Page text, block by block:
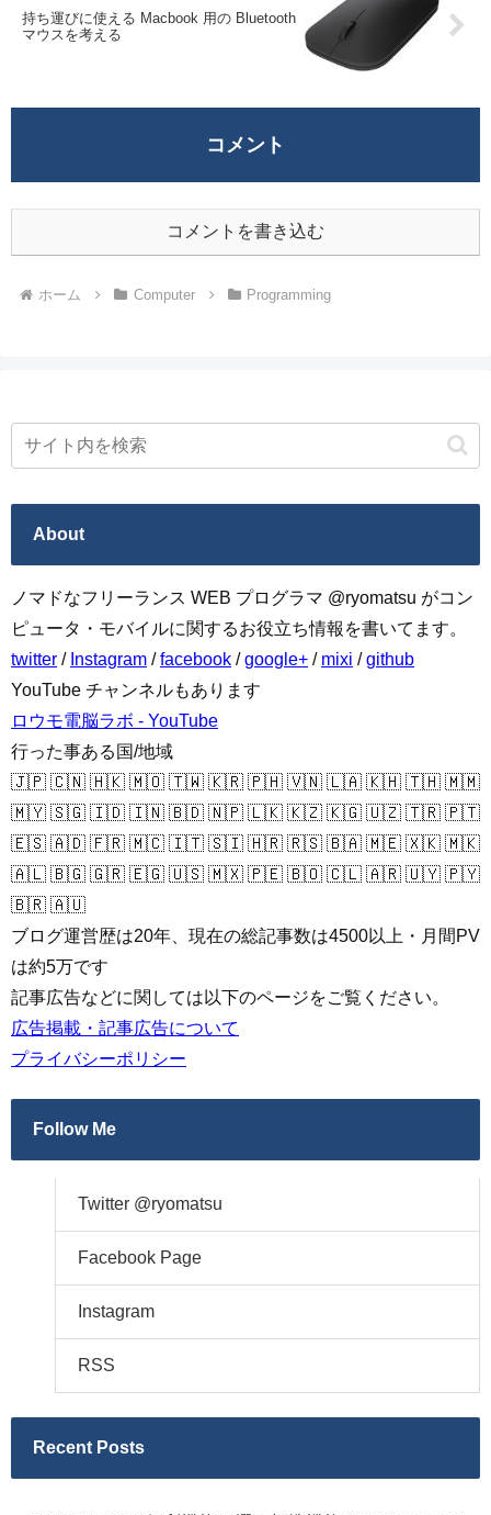
持ち運びに使える Macbook 用の Bluetooth
マウスを考える
コメント
コメントを書き込む
ホーム Computer Programming
About
ノマドなフリーランス WEB プログラマ @ryomatsu がコン
ピュータ・モバイルに関するお役立ち情報を書いてます。
twitter / Instagram /facebook /google+ / mixi /github
YouTube チャンネルもあります
ロウモ電脳ラボ - YouTube
行った事ある国/地域
🇯🇵 🇨🇳 🇭🇰 🇲🇴 🇹🇼 🇰🇷 🇵🇭 🇻🇳 🇱🇦 🇰🇭 🇹🇭 🇲🇲
🇲🇾 🇸🇬 🇮🇩 🇮🇳 🇧🇩 🇳🇵 🇱🇰 🇰🇿 🇰🇬 🇺🇿 🇹🇷 🇵🇹
🇪🇸 🇦🇩 🇫🇷 🇲🇨 🇮🇹 🇸🇮 🇭🇷 🇷🇸 🇧🇦 🇲🇪 🇽🇰 🇲🇰
🇦🇱 🇧🇬 🇬🇷 🇪🇬 🇺🇸 🇲🇽 🇵🇪 🇧🇴 🇨🇱 🇦🇷 🇺🇾 🇵🇾
🇧🇷 🇦🇺
ブログ運営歴は20年、現在の総記事数は4500以上・月間PV
は約5万です
記事広告などに関しては以下のページをご覧ください。
広告掲載・記事広告について
プライバシーポリシー
Follow Me
Twitter @ryomatsu
Facebook Page
Instagram
RSS
Recent Posts